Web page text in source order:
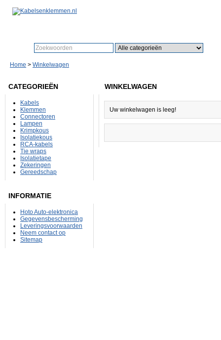
Home > Winkelwagen
CATEGORIEËN
Kabels
Klemmen
Connectoren
Lampen
Krimpkous
Isolatiekous
RCA-kabels
Tie wraps
Isolatietape
Zekeringen
Gereedschap
INFORMATIE
Hoto Auto-elektronica
Gegevensbescherming
Leveringsvoorwaarden
Neem contact op
Sitemap
WINKELWAGEN
Uw winkelwagen is leeg!